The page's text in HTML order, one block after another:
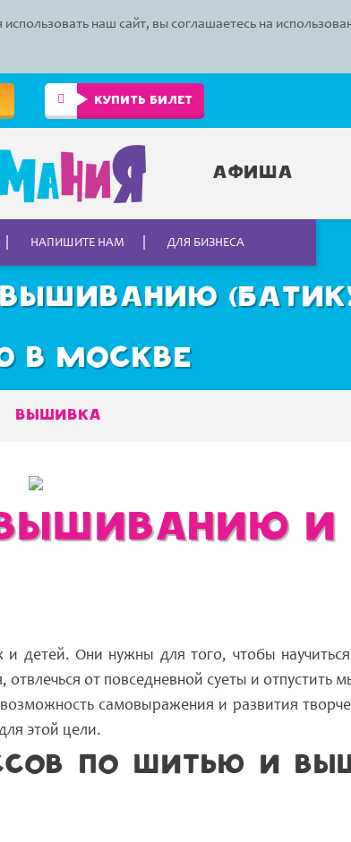
наш сайт, вы соглашаетесь на
КУПИТЬ БИЛЕТ
Афиша
НАПИШИТЕ НАМ ДЛЯ БИЗНЕСА
в Москве
Вышивка
Они нужны для того, чтобы научиться
от повседневной суеты и отпустить
самовыражения и развития
этой цели.
по шитью и